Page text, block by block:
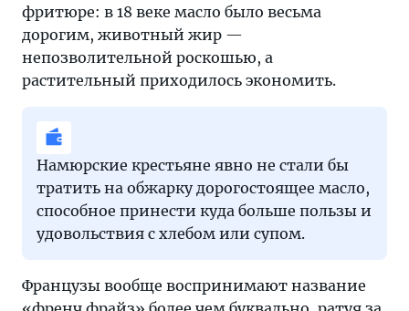
фритюре: в 18 веке масло было весьма
дорогим, животный жир —
непозволительной роскошью, а
растительный приходилось экономить.
Намюрские крестьяне явно не стали бы
тратить на обжарку дорогостоящее масло,
способное принести куда больше пользы и
удовольствия с хлебом или супом.
Французы вообще воспринимают название